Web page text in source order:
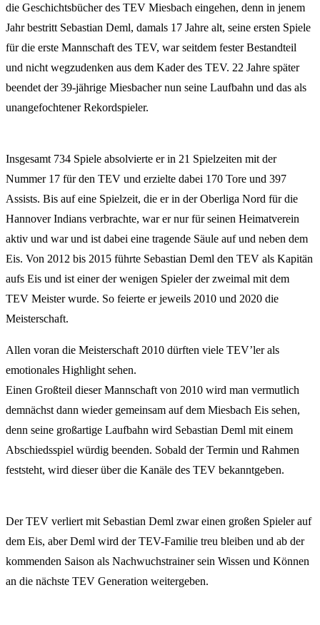
die Geschichtsbücher des TEV Miesbach eingehen, denn in jenem
Jahr bestritt Sebastian Deml, damals 17 Jahre alt, seine ersten Spiele
für die erste Mannschaft des TEV, war seitdem fester Bestandteil
und nicht wegzudenken aus dem Kader des TEV. 22 Jahre später
beendet der 39-jährige Miesbacher nun seine Laufbahn und das als
unangefochtener Rekordspieler.
Insgesamt 734 Spiele absolvierte er in 21 Spielzeiten mit der
Nummer 17 für den TEV und erzielte dabei 170 Tore und 397
Assists. Bis auf eine Spielzeit, die er in der Oberliga Nord für die
Hannover Indians verbrachte, war er nur für seinen Heimatverein
aktiv und war und ist dabei eine tragende Säule auf und neben dem
Eis. Von 2012 bis 2015 führte Sebastian Deml den TEV als Kapitän
aufs Eis und ist einer der wenigen Spieler der zweimal mit dem
TEV Meister wurde. So feierte er jeweils 2010 und 2020 die
Meisterschaft.
Allen voran die Meisterschaft 2010 dürften viele TEV’ler als
emotionales Highlight sehen.
Einen Großteil dieser Mannschaft von 2010 wird man vermutlich
demnächst dann wieder gemeinsam auf dem Miesbach Eis sehen,
denn seine großartige Laufbahn wird Sebastian Deml mit einem
Abschiedsspiel würdig beenden. Sobald der Termin und Rahmen
feststeht, wird dieser über die Kanäle des TEV bekanntgeben.
Der TEV verliert mit Sebastian Deml zwar einen großen Spieler auf
dem Eis, aber Deml wird der TEV-Familie treu bleiben und ab der
kommenden Saison als Nachwuchstrainer sein Wissen und Können
an die nächste TEV Generation weitergeben.